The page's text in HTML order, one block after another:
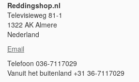
Reddingshop.nl
Televisieweg 81-1
1322 AK Almere
Nederland
Email
Telefoon 036-7117029
Vanuit het buitenland +31 36-7117029